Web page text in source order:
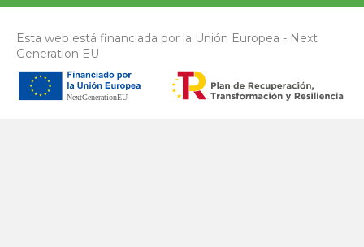
Esta web está financiada por la Unión Europea - Next
Generation EU